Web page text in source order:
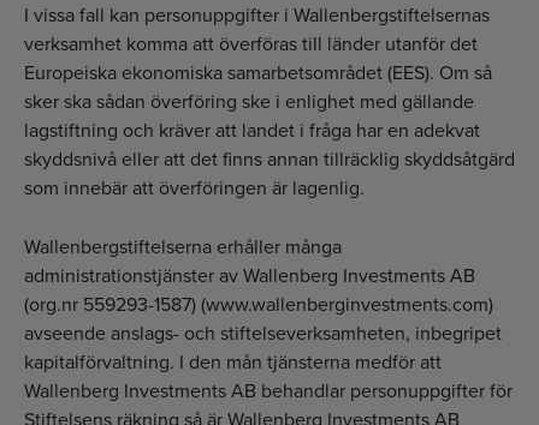
I vissa fall kan personuppgifter i Wallenbergstiftelsernas
verksamhet komma att överföras till länder utanför det
Europeiska ekonomiska samarbets­området (EES). Om så
sker ska sådan överföring ske i enlighet med gällande
lagstiftning och kräver att landet i fråga har en adekvat
skyddsnivå eller att det finns annan tillräcklig skyddsåtgärd
som innebär att överföringen är lagenlig.
Wallenbergstiftelserna erhåller många
administrationstjänster av Wallenberg Investments AB
(org.nr 559293-1587) (www.wallenberginvestments.com)
avseende anslags- och stiftelseverksamheten, inbegripet
kapitalförvaltning. I den mån tjänsterna medför att
Wallenberg Investments AB behandlar personuppgifter för